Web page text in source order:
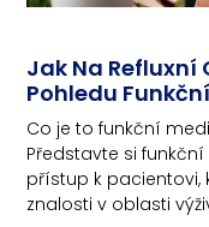
Jak Na Refluxní
Pohledu
Co je to funkční
Představte si
přístup k pacientovi,
znalosti v oblasti